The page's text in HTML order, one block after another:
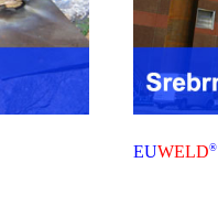
EUWELD®